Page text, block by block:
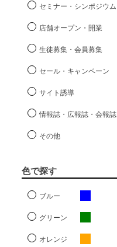
セミナー・シンポジウム
店舗オープン・開業
生徒募集・会員募集
セール・キャンペーン
サイト誘導
情報誌・広報誌・会報誌
その他
色で探す
ブルー
グリーン
オレンジ